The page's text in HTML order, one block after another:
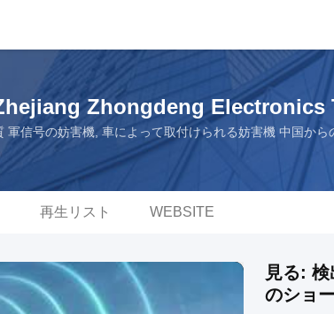
Zhongdeng Electronics
軍信号の妨害機, 車によって取付けられる妨害機 中国から
再生リスト WEBSITE
見る:
のショ